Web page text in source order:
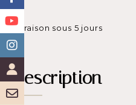
Livraison sous 5 jours
Description